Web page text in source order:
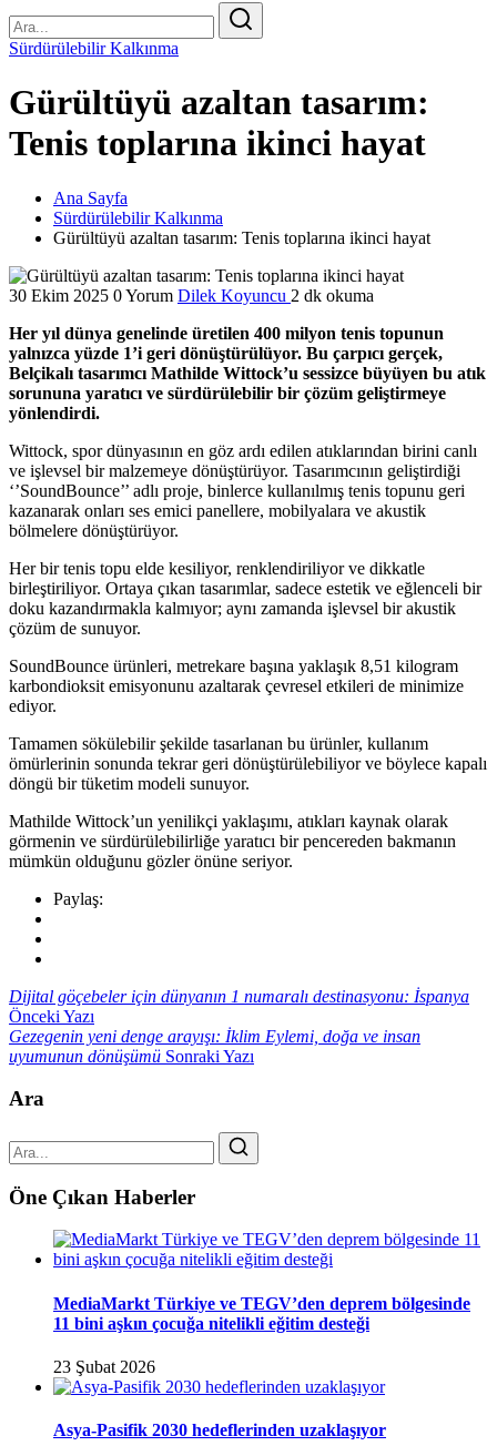
Sürdürülebilir Kalkınma
Gürültüyü azaltan tasarım:
Tenis toplarına ikinci hayat
Ana Sayfa
Sürdürülebilir Kalkınma
Gürültüyü azaltan tasarım: Tenis toplarına ikinci hayat
30 Ekim 2025 0 Yorum Dilek Koyuncu 2 dk okuma
Her yıl dünya genelinde üretilen 400 milyon tenis topunun
yalnızca yüzde 1’i geri dönüştürülüyor. Bu çarpıcı gerçek,
Belçikalı tasarımcı Mathilde Wittock’u sessizce büyüyen bu atık
sorununa yaratıcı ve sürdürülebilir bir çözüm geliştirmeye
yönlendirdi.
Wittock, spor dünyasının en göz ardı edilen atıklarından birini canlı
ve işlevsel bir malzemeye dönüştürüyor. Tasarımcının geliştirdiği
‘’SoundBounce’’ adlı proje, binlerce kullanılmış tenis topunu geri
kazanarak onları ses emici panellere, mobilyalara ve akustik
bölmelere dönüştürüyor.
Her bir tenis topu elde kesiliyor, renklendiriliyor ve dikkatle
birleştiriliyor. Ortaya çıkan tasarımlar, sadece estetik ve eğlenceli bir
doku kazandırmakla kalmıyor; aynı zamanda işlevsel bir akustik
çözüm de sunuyor.
SoundBounce ürünleri, metrekare başına yaklaşık 8,51 kilogram
karbondioksit emisyonunu azaltarak çevresel etkileri de minimize
ediyor.
Tamamen sökülebilir şekilde tasarlanan bu ürünler, kullanım
ömürlerinin sonunda tekrar geri dönüştürülebiliyor ve böylece kapalı
döngü bir tüketim modeli sunuyor.
Mathilde Wittock’un yenilikçi yaklaşımı, atıkları kaynak olarak
görmenin ve sürdürülebilirliğe yaratıcı bir pencereden bakmanın
mümkün olduğunu gözler önüne seriyor.
Paylaş:
Dijital göçebeler için dünyanın 1 numaralı destinasyonu: İspanya
Önceki Yazı
Gezegenin yeni denge arayışı: İklim Eylemi, doğa ve insan
uyumunun dönüşümü Sonraki Yazı
Ara
Öne Çıkan Haberler
MediaMarkt Türkiye ve TEGV’den deprem bölgesinde
11 bini aşkın çocuğa nitelikli eğitim desteği
23 Şubat 2026
Asya-Pasifik 2030 hedeflerinden uzaklaşıyor